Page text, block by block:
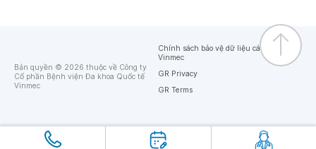
Bản quyền © 2026 thuộc về Công ty
Cổ phần Bệnh viện Đa khoa Quốc tế
Vinmec
Chính sách bảo vệ dữ liệu cá nhân của
Vinmec
GR Privacy
GR Terms